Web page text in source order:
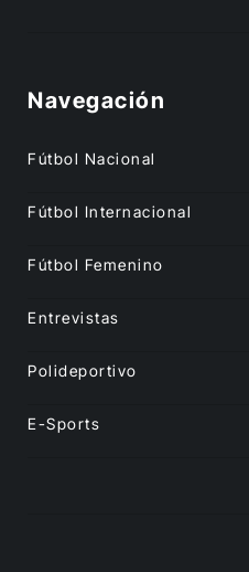
Navegación
Fútbol Nacional
Fútbol Internacional
Fútbol Femenino
Entrevistas
Polideportivo
E-Sports